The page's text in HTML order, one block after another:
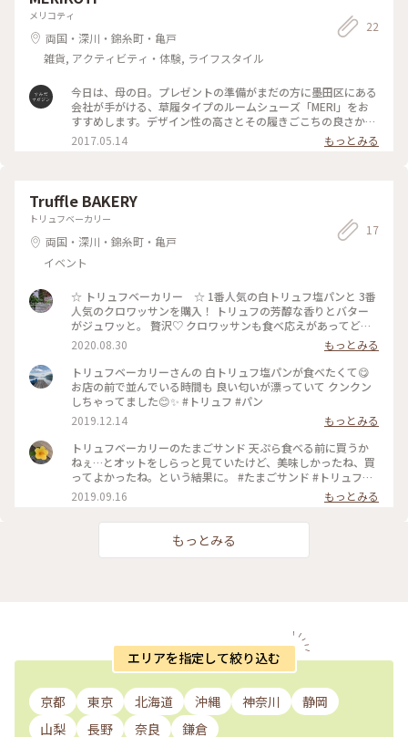
メリコティ
両国・深川・錦糸町・亀戸
雑貨, アクティビティ・体験, ライフスタイル
22
今日は、母の日。プレゼントの準備がまだの方に墨田区にある
会社が手がける、草履タイプのルームシューズ「MERI」をお
すすめします。デザイン性の高さとその履きごこちの良さから
今では国内外で大人気となっています。両国にある店舗では実
際に手にとって商品をご覧いただくことができます。北斎美術
緑 #亀沢 #EASTTOKYO #東東京 #東京 #TOKYO #MERI #ぞう
り #草履 #ルームシューズ #草鞋 #わらじ #職人 #旅行 #観光
#Trip
2017.05.14 もっとみる
Truffle BAKERY
トリュフベーカリー
両国・深川・錦糸町・亀戸
イベント
17
☆ トリュフベーカリー ☆ 1番人気の白トリュフ塩パンと 3番
人気のクロワッサンを購入！ トリュフの芳醇な香りとバター
がジュワッと。 贅沢♡ クロワッサンも食べ応えがあってどち
らも美味しかったです。 可愛い女のコのイラスト入りの袋も可
愛くてツボでした。 #門前仲町 #パン #トリュフベーカリー
#クロワッサン
2020.08.30
もっとみる
トリュフベーカリーさんの 白トリュフ塩パンが食べたくて😋
お店の前で並んでいる時間も 良い匂いが漂っていて クンクン
しちゃってました😊✨ #トリュフ #パン
2019.12.14
もっとみる
トリュフベーカリーのたまごサンド 天ぷら食べる前に買うか
ねぇ…とオットをしらっと見ていたけど、美味しかったね、買
ってよかったね。という結果に。 #たまごサンド #トリュフベ
ーカリー #門前仲町
2019.09.16 もっとみる
もっとみる
エリアを指定して絞り込む
京都 東京 北海道 沖縄 神奈川
静岡
山梨
長野 奈良 鎌倉